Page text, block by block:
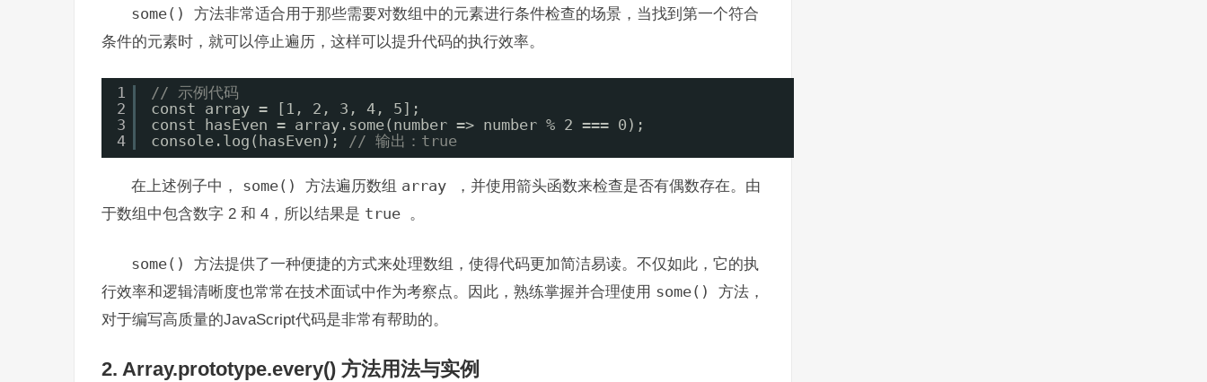
some() 方法非常适合用于那些需要对数组中的元素进行条件检查的场景，当找到第一个符合
条件的元素时，就可以停止遍历，这样可以提升代码的执行效率。
1
2
3
4
// 示例代码
const array = [1, 2, 3, 4, 5];
const hasEven = array.some(number => number % 2 === 0);
console.log(hasEven);
// 输出：true
在上述例子中， some() 方法遍历数组 array
，并使用箭头函数来检查是否有偶数存在。由
于数组中包含数字 2 和 4，所以结果是 true 。
some() 方法提供了一种便捷的方式来处理数组，使得代码更加简洁易读。不仅如此，它的执
行效率和逻辑清晰度也常常在技术面试中作为考察点。因此，熟练掌握并合理使用 some() 方法，
对于编写高质量的JavaScript代码是非常有帮助的。
2. Array.prototype.every() 方法用法与实例